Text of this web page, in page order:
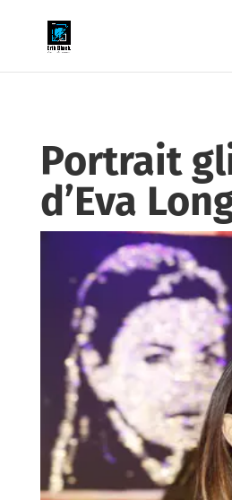
Portrait
d’Eva